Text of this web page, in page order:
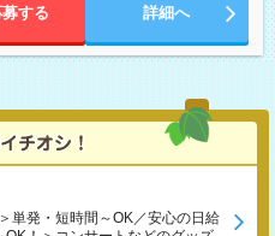
募する 詳細へ
単発・短時間～OK／安心の日給